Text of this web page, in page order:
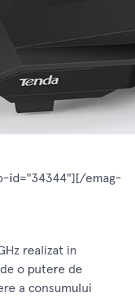
id="34344"][/emag-
realizat in
o putere de
a consumului